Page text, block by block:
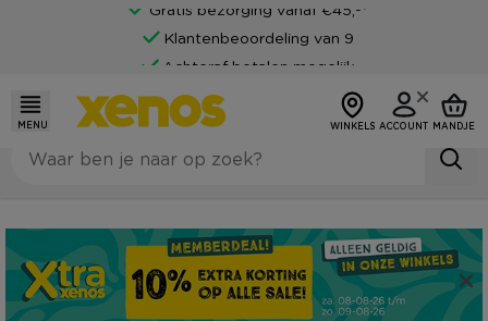
Gratis bezorging vanaf €45,-*
Klantenbeoordeling van 9
Achteraf betalen mogelijk
MENU WINKELS ACCOUNT MANDJE